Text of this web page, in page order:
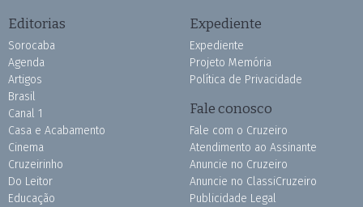
Editorias
Sorocaba
Agenda
Artigos
Brasil
Canal 1
Casa e Acabamento
Cinema
Cruzeirinho
Do Leitor
Educação
Expediente
Expediente
Projeto Memória
Política de Privacidade
Fale conosco
Fale com o Cruzeiro
Atendimento ao Assinante
Anuncie no Cruzeiro
Anuncie no ClassiCruzeiro
Publicidade Legal